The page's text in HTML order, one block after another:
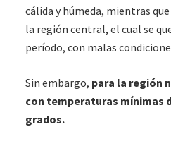
cálida y húmeda, mientras
la región central, el cual se
período, con malas
Sin embargo, para la región
con temperaturas mínimas
grados.